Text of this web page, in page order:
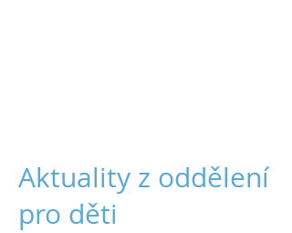
Aktuality z oddělení
pro děti